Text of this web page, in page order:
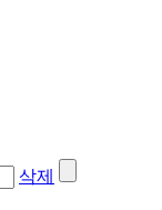
삭제